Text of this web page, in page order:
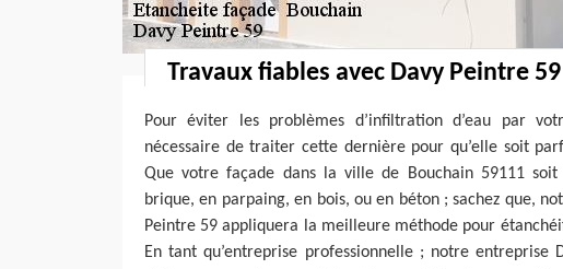
Travaux fiables avec Davy Peintre 59
Pour éviter les problèmes d’infiltration d’eau par
nécessaire de traiter cette dernière pour qu’elle soit
Que votre façade dans la ville de Bouchain 59111
brique, en parpaing, en bois, ou en béton ; sachez que,
Peintre 59 appliquera la meilleure méthode pour
En tant qu’entreprise professionnelle ; notre entreprise